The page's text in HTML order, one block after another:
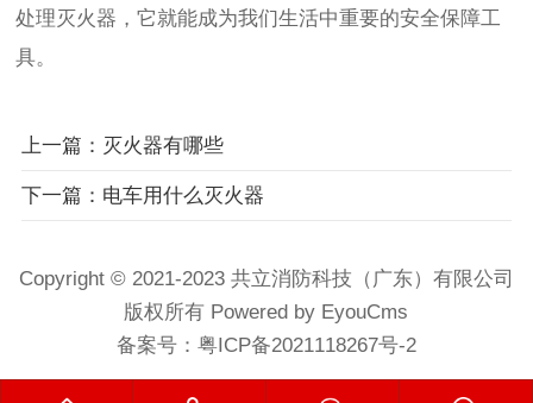
处理灭火器，它就能成为我们生活中重要的安全保障工
具。
上一篇：灭火器有哪些
下一篇：电车用什么灭火器
Copyright © 2021-2023 共立消防科技（广东）有限公司
版权所有 Powered by EyouCms
备案号： 粤ICP备2021118267号-2